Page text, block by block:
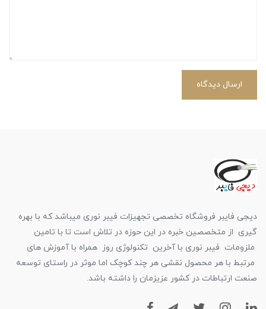
ارسال دیدگاه
دیجی فایبر فروشگاه تخصصی تجهیزات فیبر نوری میباشد که با بهره
گیری از متخصصین خبره در این حوزه در تلاش است تا با تامین
ملزومات فیبر نوری با آخرین تکنولوژی روز همراه با آموزش های
مرتبط با هر محصول نقشی هر چند کوچک اما موثر در راستای توسعه
صنعت ارتباطات در کشور عزیزمان را داشته باشد.